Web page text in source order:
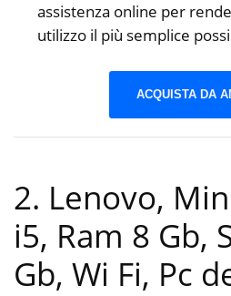
assistenza online per
utilizzo il più semplice
ACQUISTA DA
2. Lenovo,
i5, Ram 8 Gb,
Gb, Wi Fi, Pc